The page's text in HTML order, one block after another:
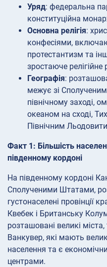
Уряд: федеральна
конституційна
Основна релігія:
конфесіями,
протестантизм та
зростаюче релігійне
Географія:
межує зі
північному заході,
океаном на сході,
Північним
Факт 1: Більшість
південному кордоні
На південному кордоні
Сполученими Штатами,
густонаселені провінції
Квебек і Британську
розташовані великі
Ванкувер, які мають
населення та є
центрами.